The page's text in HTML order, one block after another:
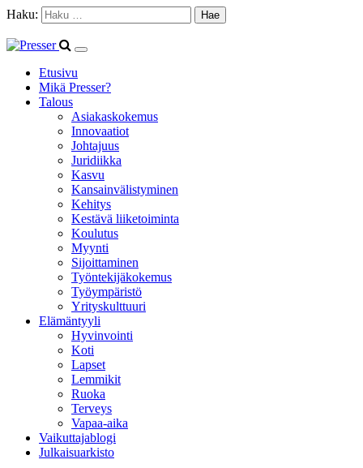
Haku:
Etusivu
Mikä Presser?
Talous
Asiakaskokemus
Innovaatiot
Johtajuus
Juridiikka
Kasvu
Kansainvälistyminen
Kehitys
Kestävä liiketoiminta
Koulutus
Myynti
Sijoittaminen
Työntekijäkokemus
Työympäristö
Yrityskulttuuri
Elämäntyyli
Hyvinvointi
Koti
Lapset
Lemmikit
Ruoka
Terveys
Vapaa-aika
Vaikuttajablogi
Julkaisuarkisto